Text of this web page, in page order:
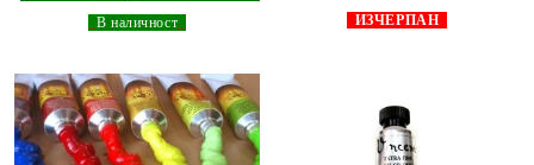
В наличност ИЗЧЕРПАН